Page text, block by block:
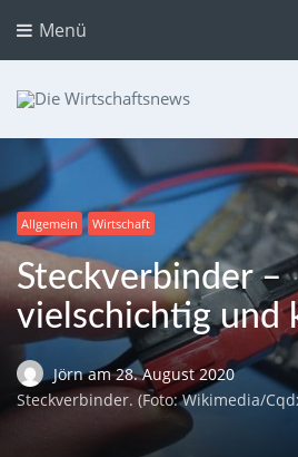
Menü
Dein Ratgeber für Aktien und
Allgemein Wirtschaft
Steckverbinder –
vielschichtig und
Jörnam 28. August 2020
Steckverbinder. (Foto: Wikimedia/